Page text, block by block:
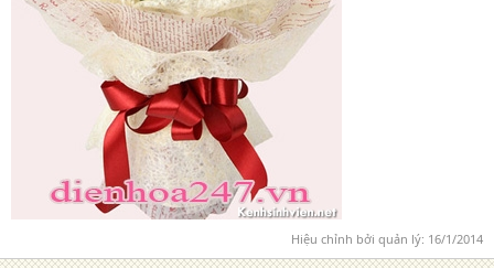
Hiệu chỉnh bởi quản lý: 16/1/2014